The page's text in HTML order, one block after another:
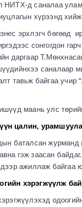
НИТХ-д саналаа
хүрээнд
эрхлэгч бөгөөд
сонгогдон
даргаар
саналаар
тавьж байгаа учир
маань улс
цалин,
баталсан журманд
гэж заасан
ажиллаж байгаа
хэрэгжүүлж